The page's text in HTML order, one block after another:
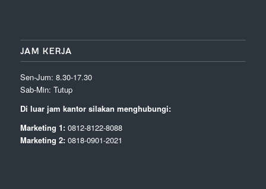
JAM KERJA
Sen-Jum: 8.30-17.30
Sab-Min: Tutup
Di luar jam kantor silakan menghubungi:
Marketing 1:0812-8122-8088
Marketing 2:0818-0901-2021